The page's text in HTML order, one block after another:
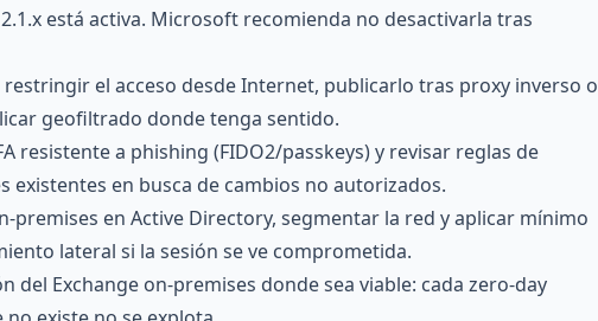
está activa. Microsoft recomienda no desactivarla tras
restringir el acceso desde Internet, publicarlo tras proxy inverso o
geofiltrado donde tenga sentido.
resistente a phishing (FIDO2/passkeys) y revisar reglas de
existentes en busca de cambios no autorizados.
premises en Active Directory, segmentar la red y aplicar mínimo
lateral si la sesión se ve comprometida.
del Exchange on-premises donde sea viable: cada zero-day